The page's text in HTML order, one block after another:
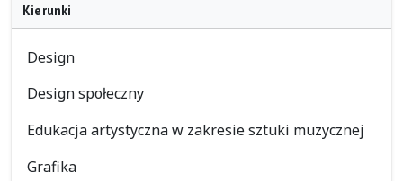
Kierunki
Design
Design społeczny
Edukacja artystyczna w zakresie sztuki muzycznej
Grafika